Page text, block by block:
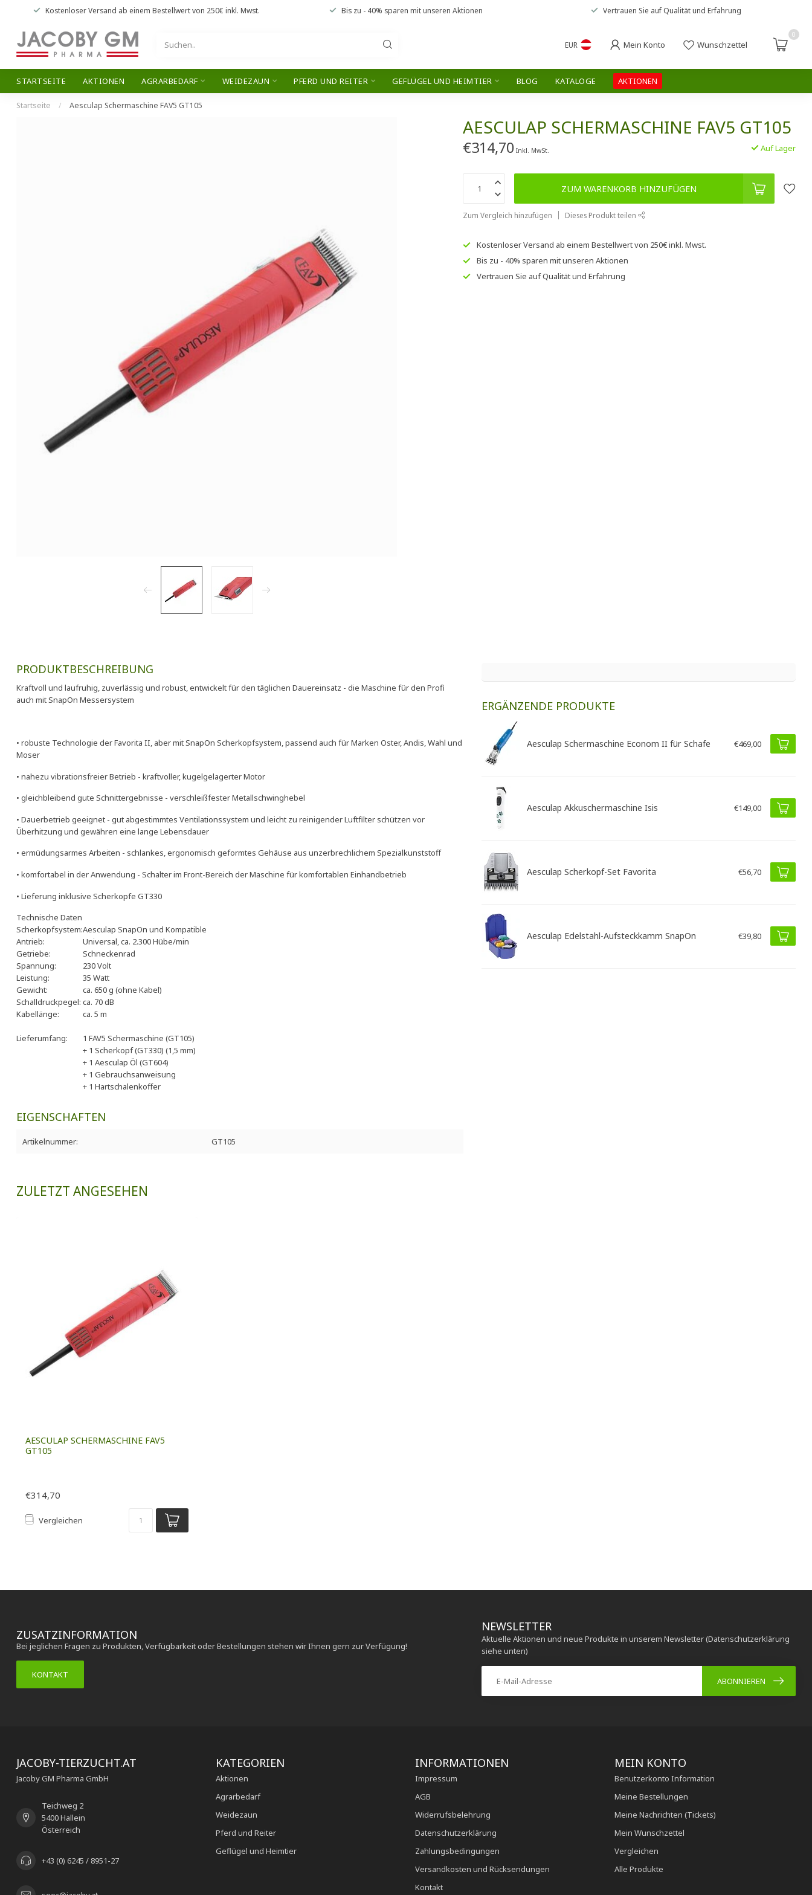
Kostenloser Versand ab einem Bestellwert von 250€ inkl. Mwst. Bis zu - 40% sparen mit unseren Aktionen Vertrauen Sie auf Qualität und Erfahrung
EUR Mein Konto Wunschzettel
0
STARTSEITE AKTIONEN AGRARBEDARF WEIDEZAUN PFERD UND REITER GEFLÜGEL UND HEIMTIER BLOG KATALOGE AKTIONEN
Startseite / Aesculap Schermaschine FAV5 GT105
AESCULAP SCHERMASCHINE FAV5 GT105
€314,70 Inkl. MwSt. Auf Lager
ZUM WARENKORB HINZUFÜGEN
Zum Vergleich hinzufügen Dieses Produkt teilen
Kostenloser Versand ab einem Bestellwert von 250€inkl. Mwst.
Bis zu - 40% sparen mit unserenAktionen
Vertrauen Sie aufQualität und Erfahrung
PRODUKTBESCHREIBUNG
Kraftvoll und laufruhig, zuverlässig und robust, entwickelt für den täglichen Dauereinsatz - die Maschine für den Profi
auch mit SnapOn Messersystem
• robuste Technologie der Favorita II, aber mit SnapOn Scherkopfsystem, passend auch für Marken Oster, Andis, Wahl und
Moser
• nahezu vibrationsfreier Betrieb - kraftvoller, kugelgelagerter Motor
• gleichbleibend gute Schnittergebnisse - verschleißfester Metallschwinghebel
• Dauerbetrieb geeignet - gut abgestimmtes Ventilationssystem und leicht zu reinigender Luftfilter schützen vor
Überhitzung und gewähren eine lange Lebensdauer
• ermüdungsarmes Arbeiten - schlankes, ergonomisch geformtes Gehäuse aus unzerbrechlichem Spezialkunststoff
• komfortabel in der Anwendung - Schalter im Front-Bereich der Maschine für komfortablen Einhandbetrieb
• Lieferung inklusive Scherkopfe GT330
Technische Daten
Scherkopfsystem:Aesculap SnapOn und Kompatible
Antrieb:
Universal, ca. 2.300 Hübe/min
Getriebe:
Schneckenrad
Spannung:
230 Volt
Leistung:
35 Watt
Gewicht:
ca. 650 g (ohne Kabel)
Schalldruckpegel: ca. 70 dB
Kabellänge:
ca. 5 m
Lieferumfang:
1 FAV5 Schermaschine (GT105)
+ 1 Scherkopf (GT330) (1,5 mm)
+ 1 Aesculap Öl (GT604)
+ 1 Gebrauchsanweisung
+ 1 Hartschalenkoffer
EIGENSCHAFTEN
Artikelnummer: GT105
ERGÄNZENDE PRODUKTE
Aesculap Schermaschine Econom II für Schafe €469,00
Aesculap Akkuschermaschine Isis €149,00
Aesculap Scherkopf-Set Favorita €56,70
Aesculap Edelstahl-Aufsteckkamm SnapOn €39,80
ZULETZT ANGESEHEN
AESCULAP SCHERMASCHINE FAV5
GT105
€314,70
Vergleichen
ZUSATZINFORMATION
Bei jeglichen Fragen zu Produkten, Verfügbarkeit oder Bestellungen stehen wir Ihnen gern zur Verfügung!
KONTAKT
NEWSLETTER
Aktuelle Aktionen und neue Produkte in unserem Newsletter (Datenschutzerklärung
siehe unten)
ABONNIEREN
JACOBY-TIERZUCHT.AT
Jacoby GM Pharma GmbH
Teichweg 2
5400 Hallein
Österreich
+43 (0) 6245 / 8951-27
KATEGORIEN
Aktionen
Agrarbedarf
Weidezaun
Pferd und Reiter
Geflügel und Heimtier
INFORMATIONEN
Impressum
AGB
Widerrufsbelehrung
Datenschutzerklärung
Zahlungsbedingungen
Versandkosten und Rücksendungen
Kontakt
MEIN KONTO
Benutzerkonto Information
Meine Bestellungen
Meine Nachrichten (Tickets)
Mein Wunschzettel
Vergleichen
Alle Produkte